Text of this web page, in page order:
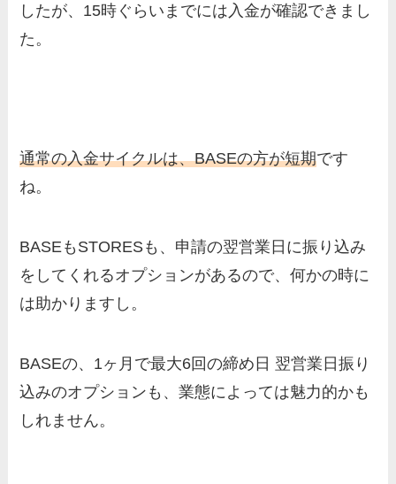
したが、15時ぐらいまでには入金が確認できまし
た。
通常の入金サイクルは、BASEの方が短期です
ね。
BASEもSTORESも、申請の翌営業日に振り込み
をしてくれるオプションがあるので、何かの時に
は助かりますし。
BASEの、1ヶ月で最大6回の締め日 翌営業日振り
込みのオプションも、業態によっては魅力的かも
しれません。